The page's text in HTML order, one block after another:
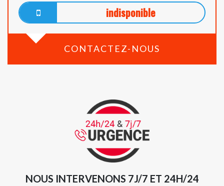
indisponible
CONTACTEZ-NOUS
NOUS INTERVENONS 7J/7 ET 24H/24